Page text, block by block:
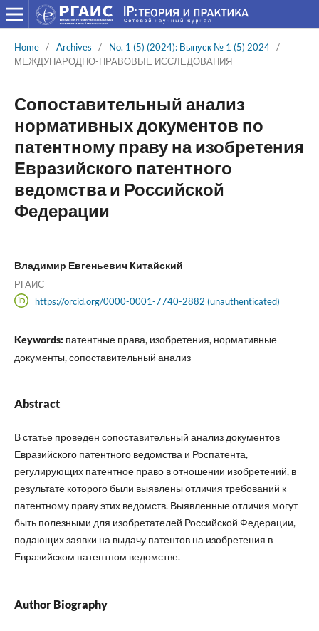
Home / Archives / No. 1 (5) (2024): Выпуск № 1 (5) 2024 /
МЕЖДУНАРОДНО-ПРАВОВЫЕ ИССЛЕДОВАНИЯ
Сопоставительный анализ
нормативных документов по
патентному праву на изобретения
Евразийского патентного
ведомства и Российской
Федерации
Владимир Евгеньевич Китайский
РГАИС
https://orcid.org/0000-0001-7740-2882 (unauthenticated)
Keywords: патентные права, изобретения, нормативные
документы, сопоставительный анализ
Abstract
В статье проведен сопоставительный анализ документов
Евразийского патентного ведомства и Роспатента,
регулирующих патентное право в отношении изобретений, в
результате которого были выявлены отличия требований к
патентному праву этих ведомств. Выявленные отличия могут
быть полезными для изобретателей Российской Федерации,
подающих заявки на выдачу патентов на изобретения в
Евразийском патентном ведомстве.
Author Biography